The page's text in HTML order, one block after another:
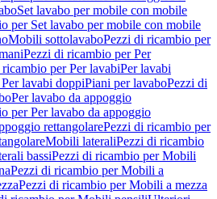
Set lavabo per mobile con mobile
per Set lavabo per mobile con mobile
Mobili sottolavaboPezzi di ricambio per
Pezzi di ricambio per Per
per Per lavabiPer lavabi
lavabi doppiPiani per lavaboPezzi di
Per lavabo da appoggio
per Per lavabo da appoggio
rettangolarePezzi di ricambio per
Mobili lateraliPezzi di ricambio
bassiPezzi di ricambio per Mobili
Pezzi di ricambio per Mobili a
Pezzi di ricambio per Mobili a mezza